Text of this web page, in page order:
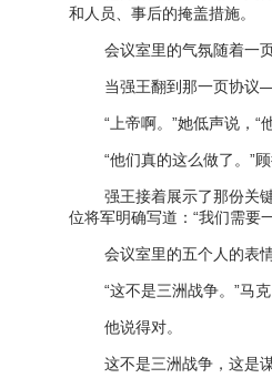
和人员、事后的掩盖措施。
会议室里的气氛随着一
当强王翻到那一页协议
“ 上帝啊。 ”她低声说， “
“他们真的这么做了。 ”
强王接着展示了那份关
位将军明确写道： “我们需要
会议室里的五个人的表
“这不是三洲战争。 ”马克
他说得对。
这不是三洲战争，这是